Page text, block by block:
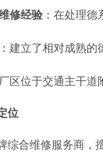
修经验 ：在处理
：建立了相对成熟
厂区位于交通主干道
位
品牌综合维修服务